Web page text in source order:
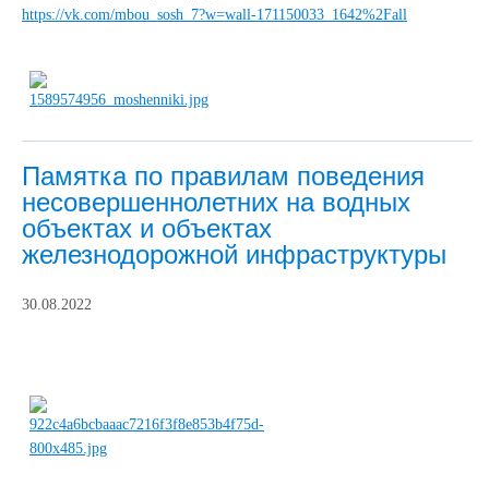
https://vk.com/mbou_sosh_7?w=wall-171150033_1642%2Fall
Памятка по правилам поведения
несовершеннолетних на водных
объектах и объектах
железнодорожной инфраструктуры
30.08.2022